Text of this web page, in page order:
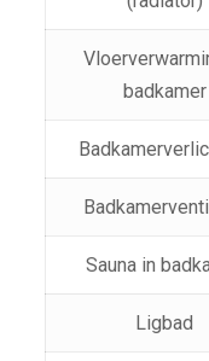
badkamer
Sauna in
Ligbad